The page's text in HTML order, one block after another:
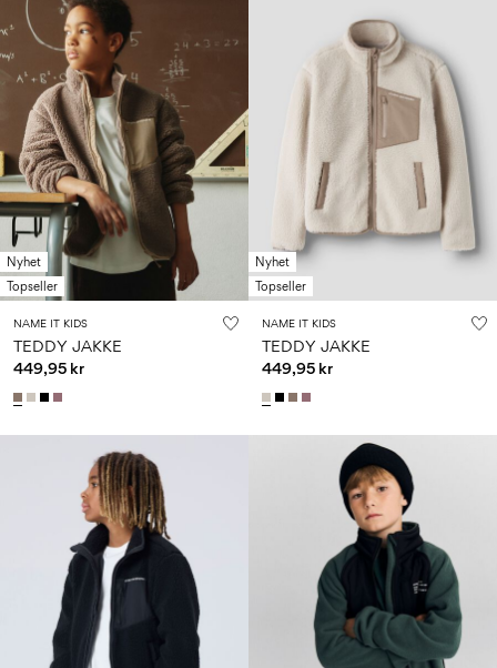
Nyhet
Topseller
NAME IT KIDS
TEDDY JAKKE
449,95 kr
Nyhet
Topseller
NAME IT KIDS
TEDDY JAKKE
449,95 kr